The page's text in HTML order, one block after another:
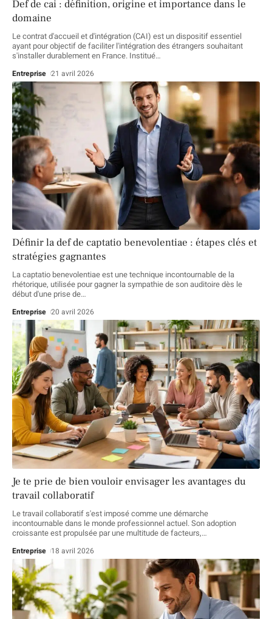
Def de cai : définition, origine et importance dans le
domaine
Le contrat d'accueil et d'intégration (CAI) est un dispositif essentiel
ayant pour objectif de faciliter l'intégration des étrangers souhaitant
s'installer durablement en France. Institué…
Entreprise 21 avril 2026
Définir la def de captatio benevolentiae : étapes clés et
stratégies gagnantes
La captatio benevolentiae est une technique incontournable de la
rhétorique, utilisée pour gagner la sympathie de son auditoire dès le
début d'une prise de…
Entreprise 20 avril 2026
Je te prie de bien vouloir envisager les avantages du
travail collaboratif
Le travail collaboratif s'est imposé comme une démarche
incontournable dans le monde professionnel actuel. Son adoption
croissante est propulsée par une multitude de facteurs,…
Entreprise 18 avril 2026